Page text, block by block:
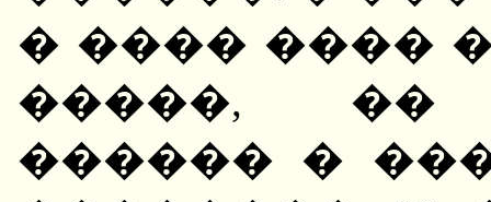
� ���� ����
�����, ��
������ �